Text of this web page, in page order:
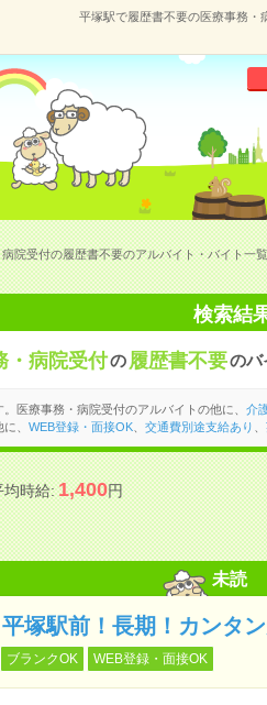
平塚駅で履歴書不要の医療事務・
院受付の履歴書不要のアルバイト・バイト一覧
検索結
・病院受付の 履歴書不要のバ
医療事務・病院受付のアルバイトの他に、 介
、 WEB登録・面接OK、 交通費別途支給あり
均時給:1,400円
未読
平塚駅前！長期！カンタ
ブランクOK WEB登録・面接OK